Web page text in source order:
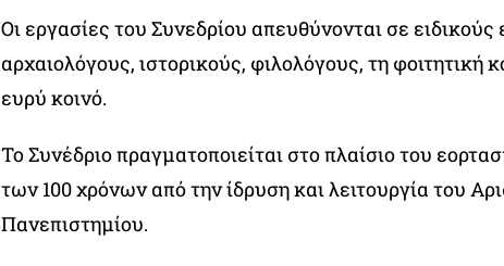
Οι εργασίες του Συνεδρίου απευθύνονται σε ειδικούς
αρχαιολόγους, ιστορικούς, φιλολόγους, τη φοιτητική
ευρύ κοινό.
Το Συνέδριο πραγματοποιείται στο πλαίσιο του
των 100 χρόνων από την ίδρυση και λειτουργία του
Πανεπιστημίου.